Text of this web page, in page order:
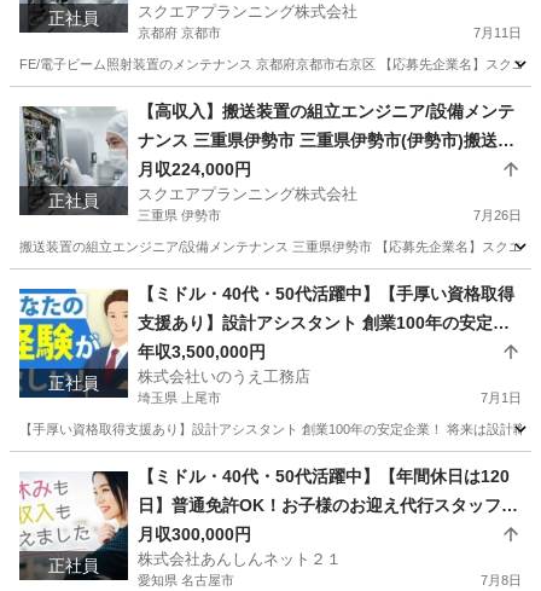
正社員 スクエアプランニング株式会社
京都府 京都市 7月11日
FE/電子ビーム照射装置のメンテナンス 京都府京都市右京区 【応募先企業名】スクエ
その他 業務
正社員
【高収入】搬送装置の組立エンジニア/設備メンテ
ナンス 三重県伊勢市 三重県伊勢市(伊勢市)搬送装
置の組立エンジニア
月収224,000円
スクエアプランニング株式会社
三重県 伊勢市 7月26日
搬送装置の組立エンジニア/設備メンテナンス 三重県伊勢市 【応募先企業名】スクエ
その他 業務
正社員
【ミドル・40代・50代活躍中】【手厚い資格取得
支援あり】設計アシスタント 創業100年の安定企
業！ 将来は設計職へ！ 埼玉県上尾市(北上尾)作業
員
年収3,500,000円
株式会社いのうえ工務店
埼玉県 上尾市 7月1日
【手厚い資格取得支援あり】設計アシスタント 創業100年の安定企業！ 将来は設計
工場 デザイナー
正社員
【ミドル・40代・50代活躍中】【年間休日は120
日】普通免許OK！お子様のお迎え代行スタッフ
愛知県名古屋市中川区(尾頭橋)保育士
月収300,000円
株式会社あんしんネット２１
愛知県 名古屋市 7月8日